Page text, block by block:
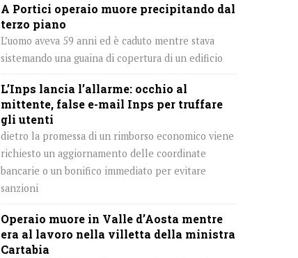
A Portici operaio muore precipitando dal
terzo piano
L’uomo aveva 59 anni ed è caduto mentre stava
sistemando una guaina di copertura di un edificio
L’Inps lancia l’allarme: occhio al
mittente, false e-mail Inps per truffare
gli utenti
dietro la promessa di un rimborso economico viene
richiesto un aggiornamento delle coordinate
bancarie o un bonifico immediato per evitare
sanzioni
Operaio muore in Valle d’Aosta mentre
era al lavoro nella villetta della ministra
Cartabia